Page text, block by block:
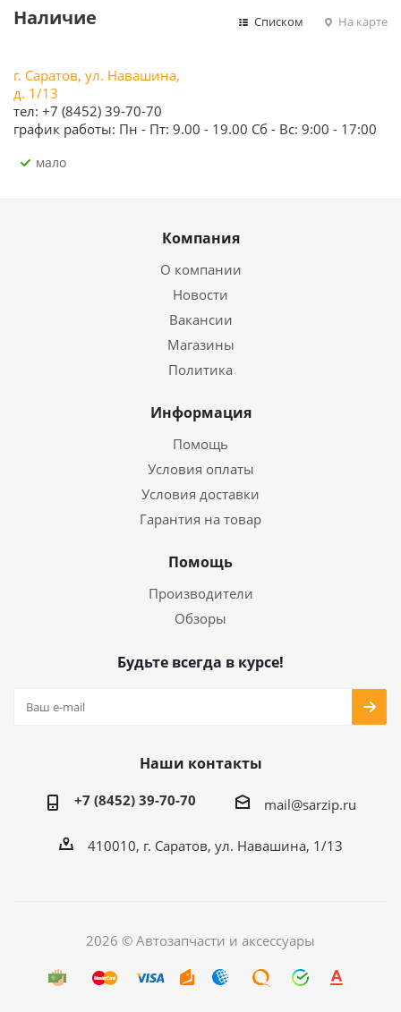
Наличие Списком На карте
г. Саратов, ул. Навашина,
д. 1/13
тел: +7 (8452) 39-70-70
график работы: Пн - Пт: 9.00 - 19.00 Сб - Вс: 9:00 - 17:00
Мало
Компания
О компании
Новости
Вакансии
Магазины
Политика
Информация
Помощь
Условия оплаты
Условия доставки
Гарантия на товар
Помощь
Производители
Обзоры
Будьте всегда в курсе!
Наши контакты
+7 (8452) 39-70-70 mail@sarzip.ru
410010, г. Саратов, ул. Навашина, 1/13
2026 © Автозапчасти и аксессуары